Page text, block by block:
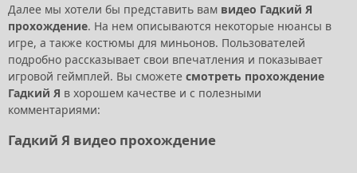
Далее мы хотели бы представить вам видео Гадкий Я
прохождение. На нем описываются некоторые нюансы в
игре, а также костюмы для миньонов. Пользователей
подробно рассказывает свои впечатления и показывает
игровой геймплей. Вы сможете смотреть прохождение
Гадкий Я в хорошем качестве и с полезными
комментариями:
Гадкий Я видео прохождение